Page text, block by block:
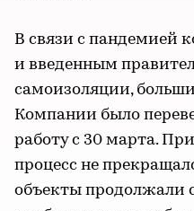
В связи с пандемией
и введенным
самоизоляции,
Компании было
работу с 30 марта.
процесс не
объекты продолжали